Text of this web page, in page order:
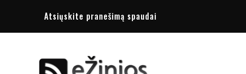
Atsiųskite pranešimą spaudai